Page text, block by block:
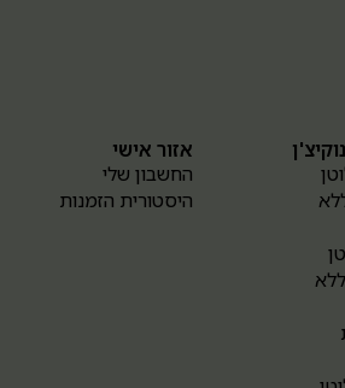
אזור אישי
החשבון שלי
היסטורית הזמנות